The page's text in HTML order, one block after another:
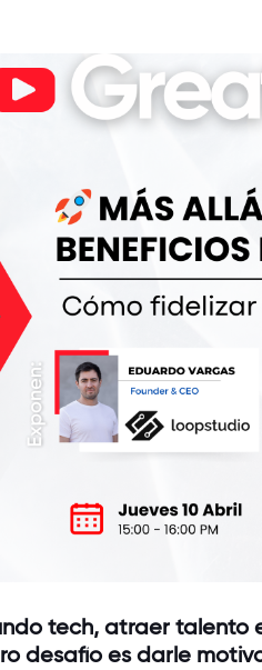
tech, atraer talento
desafío es darle